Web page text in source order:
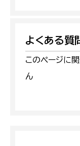
よくある質
このページに
ん